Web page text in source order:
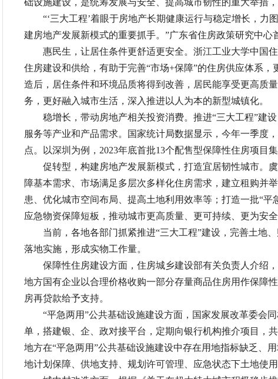
础设施建设，是统筹发展与安全、提高城市韧性的重大举措
“‘三大工程’着眼于房地产长期健康运行与稳定增长，力
建房地产发展新模式的重要抓手。”广东省住房政策研究中心
惠民生，让居住条件更舒适更安全。浙江工业大学中国
住房建设和供给，有助于完善“市场+保障”的住房供应体系
造后，居住条件和环境品质将得到改善，居民能享受更高质
务，更好融入城市生活，深入推进以人为本的新型城镇化。
稳增长，带动房地产相关投资消费。推进“三大工程”建
服务等产业和产品需求。国家统计局数据显示，今年一季度
点。以深圳为例，2023年底首批13个配售型保障性住房项目
促转型，构建房地产发展新模式，打造宜居韧性城市。
障基本需求、市场满足多层次多样化住房需求，建立租购并
患、优化城市空间布局、提高土地利用效率等；打造一批“平
应急物资保障短板，推动城市更高质量、更可持续、更为安全
当前，各地各部门抓紧推进“三大工程”建设，完善土地
落地实施，形成实物工作量。
保障性住房建设方面，住房城乡建设部有关负责人介绍
地方国有企业以合理价格收购一部分存量商品住房用作保障
房再贷款给予支持。
“平急两用”公共基础设施建设方面，国家发展改革委会
单，搭建银、企、政对接平台，定期向银行机构推介项目，
地方在“平急两用”公共基础设施建设中存在用地指标缺乏、
地计划保障、供地支持、规划许可管理、应急状态下土地使